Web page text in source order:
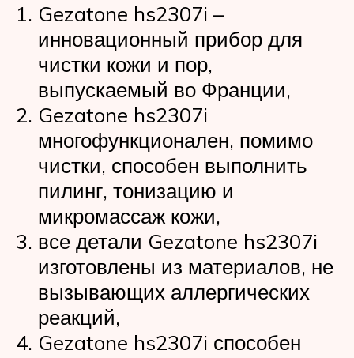
Gezatone hs2307i –
инновационный прибор для
чистки кожи и пор,
выпускаемый во Франции,
Gezatone hs2307i
многофункционален, помимо
чистки, способен выполнить
пилинг, тонизацию и
микромассаж кожи,
все детали Gezatone hs2307i
изготовлены из материалов, не
вызывающих аллергических
реакций,
Gezatone hs2307i способен